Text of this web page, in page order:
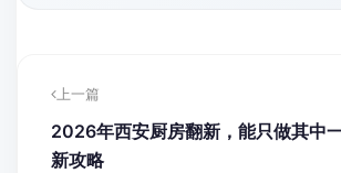
上一篇
2026年西安厨房翻新，能只做其中
新攻略